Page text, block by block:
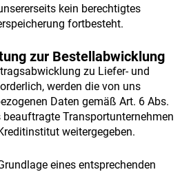
kein berechtigtes
fortbesteht.
zur Bestellabwicklung
zu Liefer- und
werden die von uns
Daten gemäß Art. 6 Abs.
beauftragte Transportunternehmen
weitergegeben.
eines entsprechenden